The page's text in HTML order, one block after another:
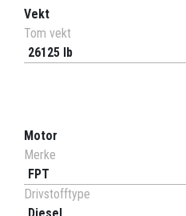
Vekt
Tom vekt
26125 lb
Motor
Merke
FPT
Drivstofftype